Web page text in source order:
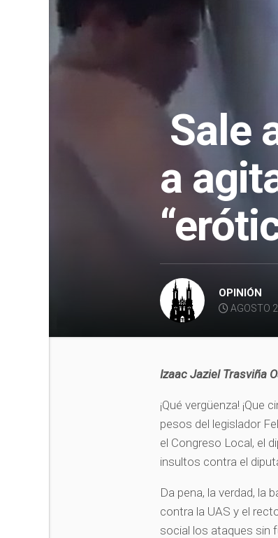
Sale
a
OPINIÓN
AGOSTO
Izaac Jaziel Trasviña
¡Qué vergüenza!
pesos del legislador
el Congreso Local, el
insultos contra el
Da pena, la verdad, la
contra la UAS y el
social los ataques sin